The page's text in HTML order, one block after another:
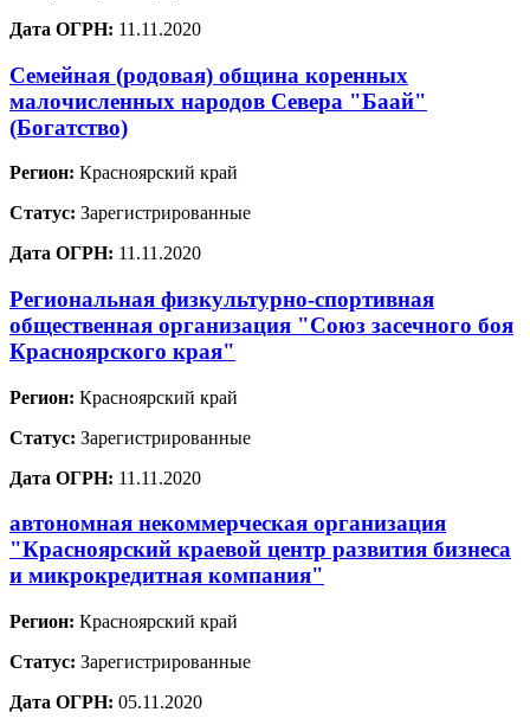
Дата ОГРН: 11.11.2020
Семейная (родовая) община коренных
малочисленных народов Севера "Баай"
(Богатство)
Регион: Красноярский край
Статус: Зарегистрированные
Дата ОГРН: 11.11.2020
Региональная физкультурно-спортивная
общественная организация "Союз засечного боя
Красноярского края"
Регион: Красноярский край
Статус: Зарегистрированные
Дата ОГРН: 11.11.2020
автономная некоммерческая организация
"Красноярский краевой центр развития бизнеса
и микрокредитная компания"
Регион: Красноярский край
Статус: Зарегистрированные
Дата ОГРН: 05.11.2020